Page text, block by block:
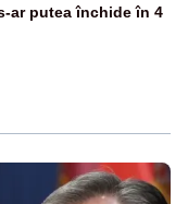
ar putea închide în 4